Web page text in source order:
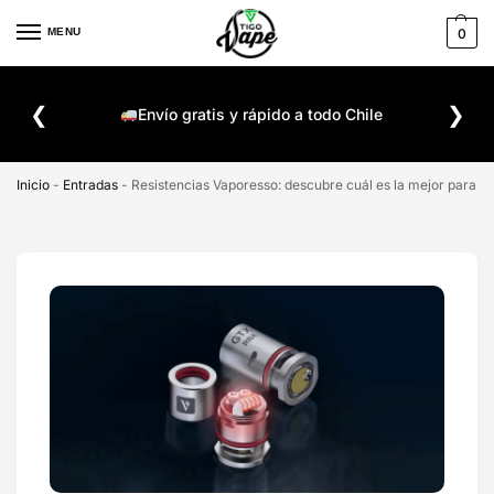
MENU 0
❮ Envío gratis y rápido a todo Chile ❯
Inicio - Entradas - Resistencias Vaporesso: descubre cuál es la mejor para